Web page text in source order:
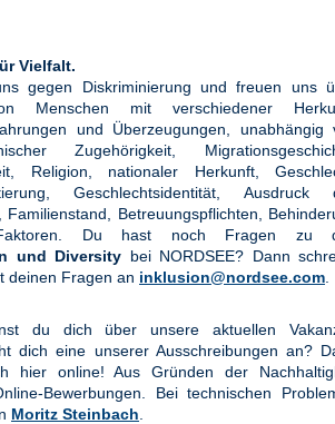
Vielfalt.
gegen Diskriminierung und freuen uns
Menschen mit verschiedener
und Überzeugungen, unabhängig
Zugehörigkeit,
Religion, nationaler Herkunft,
Geschlechtsidentität, Ausdruck
Familienstand, Betreuungspflichten,
Du hast noch Fragen zu
und Diversity bei NORDSEE? Dann
deinen Fragen an inklusion@nordsee.com
du dich über unsere aktuellen
dich eine unserer Ausschreibungen an?
hier online! Aus Gründen der
Bewerbungen. Bei technischen
Moritz Steinbach